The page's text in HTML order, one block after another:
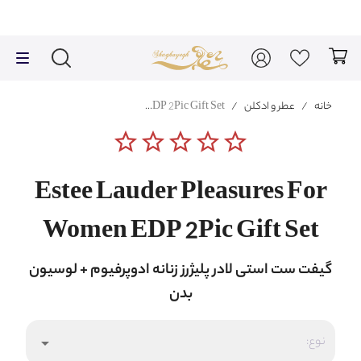
خانه / عطر و ادکلن /
Estee Lauder Pleasures For Women EDP 2Pic Gift Set
star_borderstar_borderstar_borderstar_borderstar_border
Estee Lauder Pleasures For
Women EDP 2Pic Gift Set
گیفت ست استی لادر پلیژرز زنانه ادوپرفیوم + لوسیون
بدن
نوع: arrow_drop_down